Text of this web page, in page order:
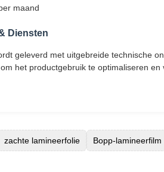
maand
Diensten
geleverd met uitgebreide technische
het productgebruik te optimaliseren en
zachte lamineerfolie Bopp-lamineerfilm